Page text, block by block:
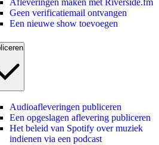
Afleveringen maken met Riverside.fm
Geen verificatiemail ontvangen
Een nieuwe show toevoegen
Audioafleveringen publiceren
Een opgeslagen aflevering publiceren
Het beleid van Spotify over muziek
indienen via een podcast